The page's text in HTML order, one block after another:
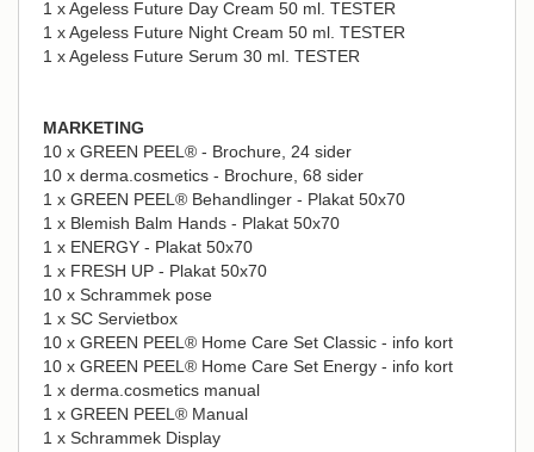
1 x Ageless Future Day Cream 50 ml. TESTER
1 x Ageless Future Night Cream 50 ml. TESTER
1 x Ageless Future Serum 30 ml. TESTER
MARKETING
10 x GREEN PEEL® - Brochure, 24 sider
10 x derma.cosmetics - Brochure, 68 sider
1 x GREEN PEEL® Behandlinger - Plakat 50x70
1 x Blemish Balm Hands - Plakat 50x70
1 x ENERGY - Plakat 50x70
1 x FRESH UP - Plakat 50x70
10 x Schrammek pose
1 x SC Servietbox
10 x GREEN PEEL® Home Care Set Classic - info kort
10 x GREEN PEEL® Home Care Set Energy - info kort
1 x derma.cosmetics manual
1 x GREEN PEEL® Manual
1 x Schrammek Display